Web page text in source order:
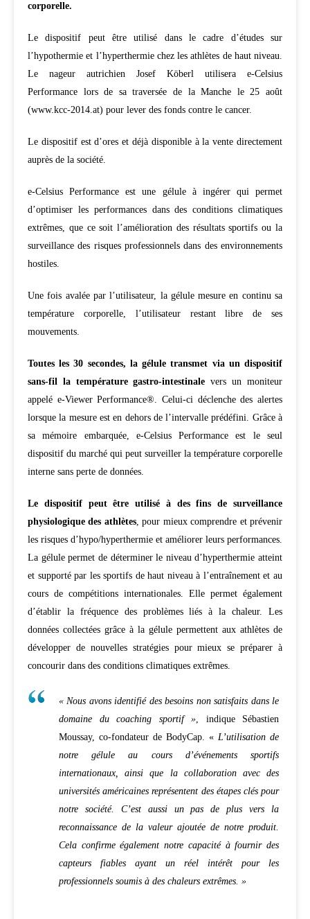
corporelle.
Le dispositif peut être utilisé dans le cadre d’études sur
l’hypothermie et l’hyperthermie chez les athlètes de haut niveau.
Le nageur autrichien Josef Köberl utilisera e-Celsius
Performance lors de sa traversée de la Manche le 25 août
(www.kcc-2014.at) pour lever des fonds contre le cancer.
Le dispositif est d’ores et déjà disponible à la vente directement
auprès de la société.
e-Celsius Performance est une gélule à ingérer qui permet
d’optimiser les performances dans des conditions climatiques
extrêmes, que ce soit l’amélioration des résultats sportifs ou la
surveillance des risques professionnels dans des environnements
hostiles.
Une fois avalée par l’utilisateur, la gélule mesure en continu sa
température corporelle, l’utilisateur restant libre de ses
mouvements.
Toutes les 30 secondes, la gélule transmet via un dispositif
sans-fil la température gastro-intestinale vers un moniteur
appelé e-Viewer Performance®. Celui-ci déclenche des alertes
lorsque la mesure est en dehors de l’intervalle prédéfini. Grâce à
sa mémoire embarquée, e-Celsius Performance est le seul
dispositif du marché qui peut surveiller la température corporelle
interne sans perte de données.
Le dispositif peut être utilisé à des fins de surveillance
physiologique des athlètes, pour mieux comprendre et prévenir
les risques d’hypo/hyperthermie et améliorer leurs performances.
La gélule permet de déterminer le niveau d’hyperthermie atteint
et supporté par les sportifs de haut niveau à l’entraînement et au
cours de compétitions internationales. Elle permet également
d’établir la fréquence des problèmes liés à la chaleur. Les
données collectées grâce à la gélule permettent aux athlètes de
développer de nouvelles stratégies pour mieux se préparer à
concourir dans des conditions climatiques extrêmes.
« Nous avons identifié des besoins non satisfaits dans le
domaine du coaching sportif » , indique Sébastien
Moussay, co-fondateur de BodyCap. « L’utilisation de
notre gélule au cours d’événements sportifs
internationaux, ainsi que la collaboration avec des
universités américaines représentent des étapes clés pour
notre société. C’est aussi un pas de plus vers la
reconnaissance de la valeur ajoutée de notre produit.
Cela confirme également notre capacité à fournir des
capteurs fiables ayant un réel intérêt pour les
professionnels soumis à des chaleurs extrêmes. »